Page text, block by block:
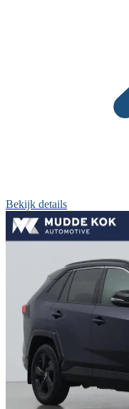
Bekijk details